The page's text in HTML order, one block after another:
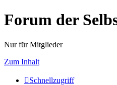
Forum der
Nur für Mitglieder
Zum Inhalt
Schnellzugriff